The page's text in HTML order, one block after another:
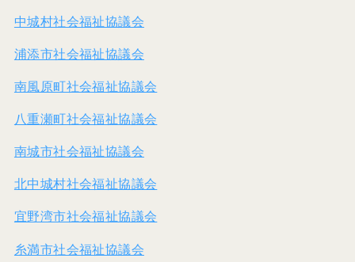
中城村社会福祉協議会
浦添市社会福祉協議会
南風原町社会福祉協議会
八重瀬町社会福祉協議会
南城市社会福祉協議会
北中城村社会福祉協議会
宜野湾市社会福祉協議会
糸満市社会福祉協議会